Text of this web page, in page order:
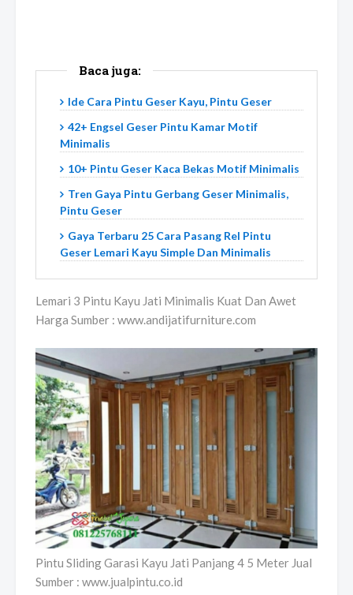
Baca juga:
Ide Cara Pintu Geser Kayu, Pintu Geser
42+ Engsel Geser Pintu Kamar Motif
Minimalis
10+ Pintu Geser Kaca Bekas Motif Minimalis
Tren Gaya Pintu Gerbang Geser Minimalis,
Pintu Geser
Gaya Terbaru 25 Cara Pasang Rel Pintu
Geser Lemari Kayu Simple Dan Minimalis
Lemari 3 Pintu Kayu Jati Minimalis Kuat Dan Awet
Harga Sumber : www.andijatifurniture.com
Pintu Sliding Garasi Kayu Jati Panjang 4 5 Meter Jual
Sumber : www.jualpintu.co.id